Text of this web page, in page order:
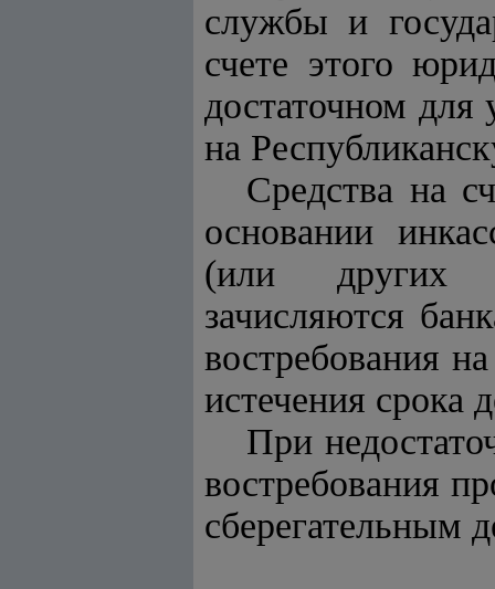
службы и
счете этого
достаточном для
на
Средства на
основании
(или других
зачисляются
востребования
истечения срока
При
востребования
сберегательным